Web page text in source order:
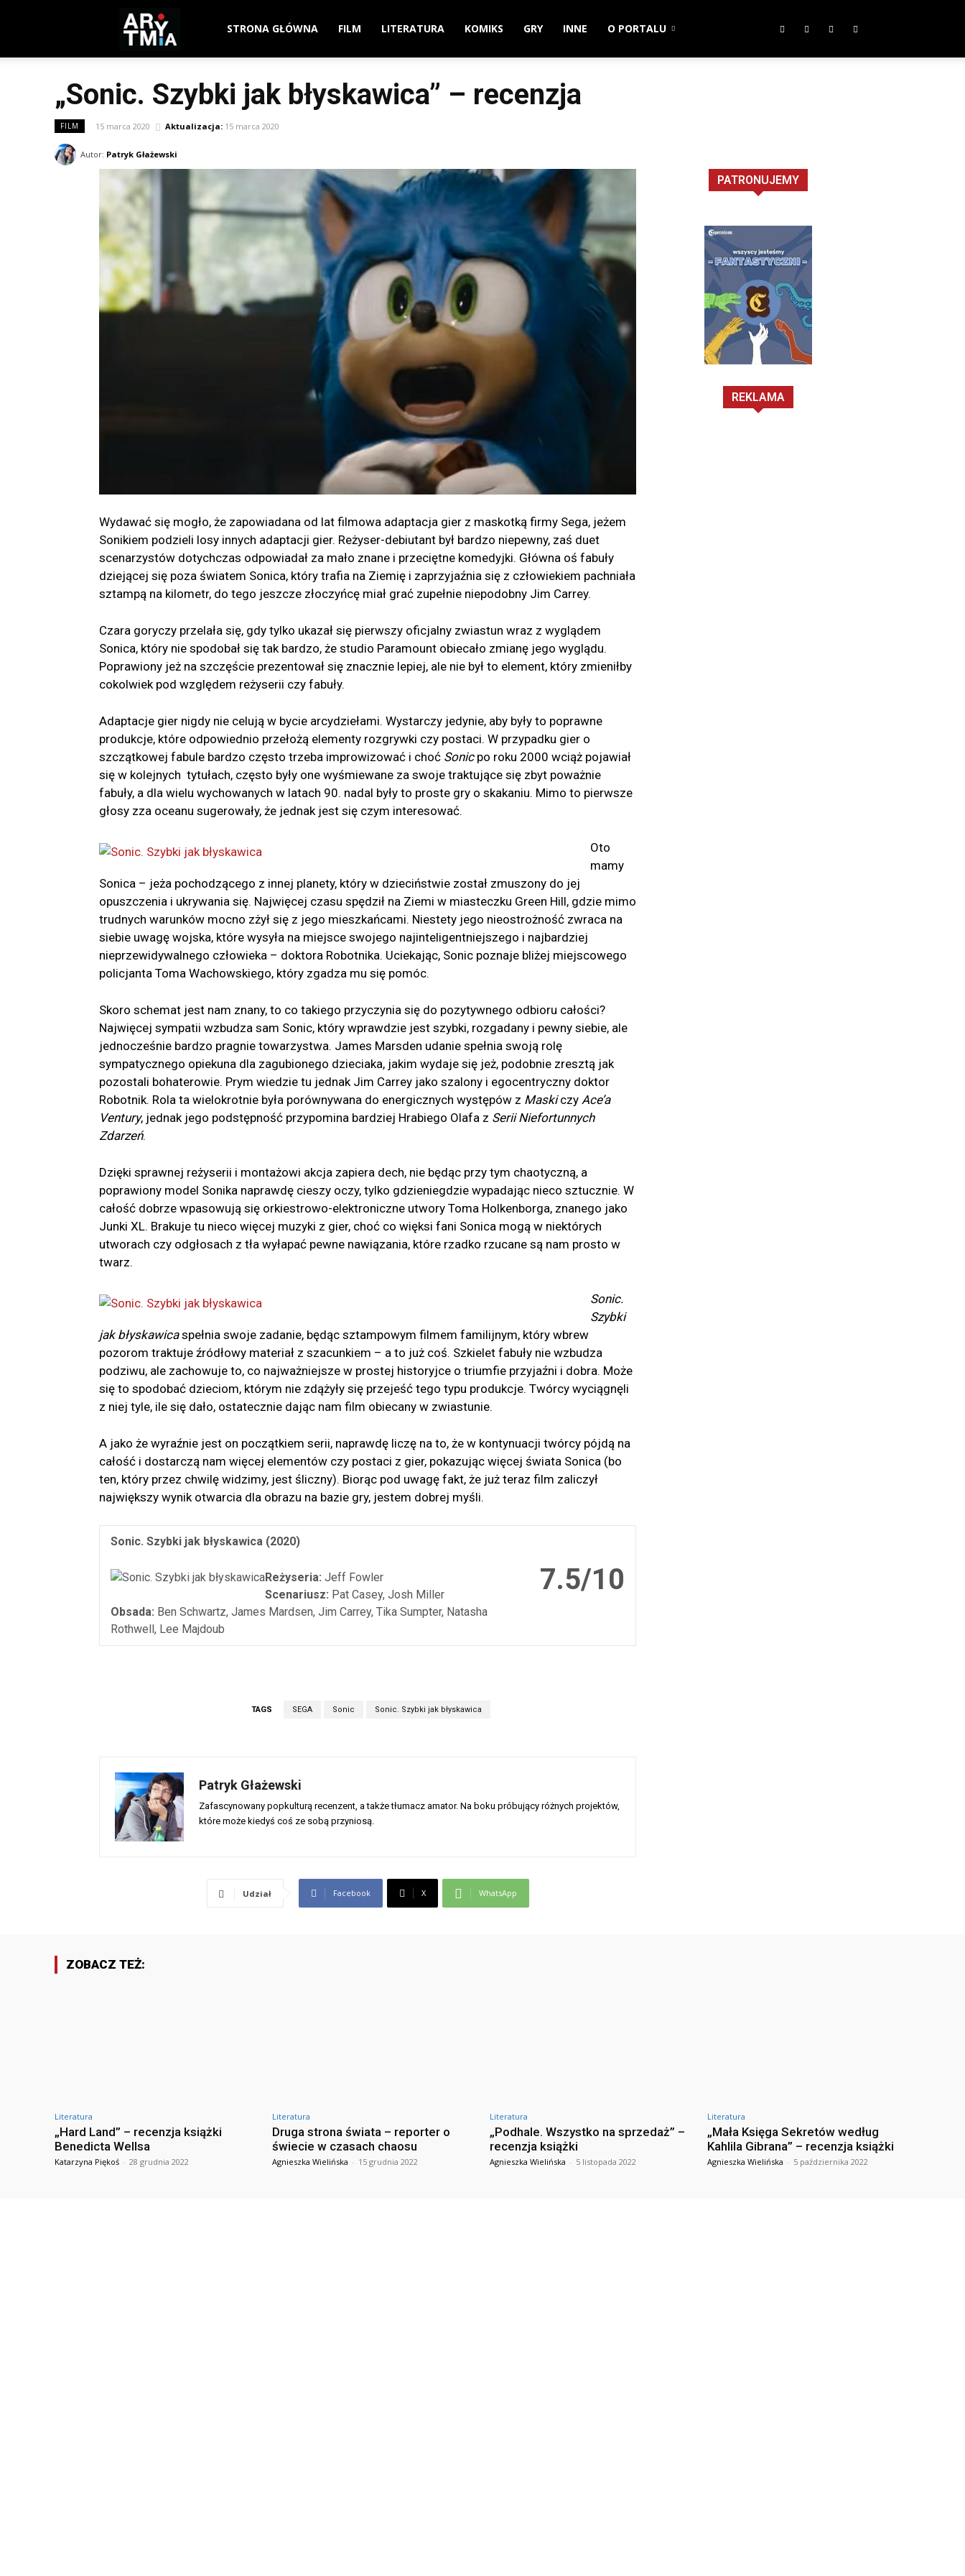
arytmia.eu
STRONA GŁÓWNA FILM LITERATURA KOMIKS GRY INNE O PORTALU
„Sonic. Szybki jak błyskawica” – recenzja
FILM 15 marca 2020 Aktualizacja: 15 marca 2020
Autor: Patryk Głażewski
Wydawać się mogło, że zapowiadana od lat filmowa adaptacja gier z maskotką firmy Sega, jeżem
Sonikiem podzieli losy innych adaptacji gier. Reżyser-debiutant był bardzo niepewny, zaś duet
scenarzystów dotychczas odpowiadał za mało znane i przeciętne komedyjki. Główna oś fabuły
dziejącej się poza światem Sonica, który trafia na Ziemię i zaprzyjaźnia się z człowiekiem pachniała
sztampą na kilometr, do tego jeszcze złoczyńcę miał grać zupełnie niepodobny Jim Carrey.
Czara goryczy przelała się, gdy tylko ukazał się pierwszy oficjalny zwiastun wraz z wyglądem
Sonica, który nie spodobał się tak bardzo, że studio Paramount obiecało zmianę jego wyglądu.
Poprawiony jeż na szczęście prezentował się znacznie lepiej, ale nie był to element, który zmieniłby
cokolwiek pod względem reżyserii czy fabuły.
Adaptacje gier nigdy nie celują w bycie arcydziełami. Wystarczy jedynie, aby były to poprawne
produkcje, które odpowiednio przełożą elementy rozgrywki czy postaci. W przypadku gier o
szczątkowej fabule bardzo często trzeba improwizować i choć Sonicpo roku 2000 wciąż pojawiał
się w kolejnych tytułach, często były one wyśmiewane za swoje traktujące się zbyt poważnie
fabuły, a dla wielu wychowanych w latach 90. nadal były to proste gry o skakaniu. Mimo to pierwsze
głosy zza oceanu sugerowały, że jednak jest się czym interesować.
Oto
mamy
Sonica – jeża pochodzącego z innej planety, który w dzieciństwie został zmuszony do jej
opuszczenia i ukrywania się. Najwięcej czasu spędził na Ziemi w miasteczku Green Hill, gdzie mimo
trudnych warunków mocno zżył się z jego mieszkańcami. Niestety jego nieostrożność zwraca na
siebie uwagę wojska, które wysyła na miejsce swojego najinteligentniejszego i najbardziej
nieprzewidywalnego człowieka – doktora Robotnika. Uciekając, Sonic poznaje bliżej miejscowego
policjanta Toma Wachowskiego, który zgadza mu się pomóc.
Skoro schemat jest nam znany, to co takiego przyczynia się do pozytywnego odbioru całości?
Najwięcej sympatii wzbudza sam Sonic, który wprawdzie jest szybki, rozgadany i pewny siebie, ale
jednocześnie bardzo pragnie towarzystwa. James Marsden udanie spełnia swoją rolę
sympatycznego opiekuna dla zagubionego dzieciaka, jakim wydaje się jeż, podobnie zresztą jak
pozostali bohaterowie. Prym wiedzie tu jednak Jim Carrey jako szalony i egocentryczny doktor
Robotnik. Rola ta wielokrotnie była porównywana do energicznych występów z Maskiczy Ace’a
Ventury, jednak jego podstępność przypomina bardziej Hrabiego Olafa z Serii Niefortunnych
Zdarzeń.
Dzięki sprawnej reżyserii i montażowi akcja zapiera dech, nie będąc przy tym chaotyczną, a
poprawiony model Sonika naprawdę cieszy oczy, tylko gdzieniegdzie wypadając nieco sztucznie. W
całość dobrze wpasowują się orkiestrowo-elektroniczne utwory Toma Holkenborga, znanego jako
Junki XL. Brakuje tu nieco więcej muzyki z gier, choć co więksi fani Sonica mogą w niektórych
utworach czy odgłosach z tła wyłapać pewne nawiązania, które rzadko rzucane są nam prosto w
twarz.
Sonic.
Szybki
jak błyskawicaspełnia swoje zadanie, będąc sztampowym filmem familijnym, który wbrew
pozorom traktuje źródłowy materiał z szacunkiem – a to już coś. Szkielet fabuły nie wzbudza
podziwu, ale zachowuje to, co najważniejsze w prostej historyjce o triumfie przyjaźni i dobra. Może
się to spodobać dzieciom, którym nie zdążyły się przejeść tego typu produkcje. Twórcy wyciągnęli
z niej tyle, ile się dało, ostatecznie dając nam film obiecany w zwiastunie.
A jako że wyraźnie jest on początkiem serii, naprawdę liczę na to, że w kontynuacji twórcy pójdą na
całość i dostarczą nam więcej elementów czy postaci z gier, pokazując więcej świata Sonica (bo
ten, który przez chwilę widzimy, jest śliczny). Biorąc pod uwagę fakt, że już teraz film zaliczył
największy wynik otwarcia dla obrazu na bazie gry, jestem dobrej myśli.
7.5/10
Sonic. Szybki jak błyskawica (2020)
Reżyseria: Jeff Fowler
Scenariusz: Pat Casey, Josh Miller
Obsada: Ben Schwartz, James Mardsen, Jim Carrey, Tika Sumpter, Natasha
Rothwell, Lee Majdoub
TAGS SEGA Sonic Sonic. Szybki jak błyskawica
Patryk Głażewski
Zafascynowany popkulturą recenzent, a także tłumacz amator. Na boku próbujący różnych projektów,
które może kiedyś coś ze sobą przyniosą.
Udział Facebook X WhatsApp
PATRONUJEMY
REKLAMA
ZOBACZ TEŻ:
Literatura
„Hard Land” – recenzja książki
Benedicta Wellsa
Katarzyna Piękoś - 28 grudnia 2022
Literatura
Druga strona świata – reporter o
świecie w czasach chaosu
Agnieszka Wielińska - 15 grudnia 2022
Literatura
„Podhale. Wszystko na sprzedaż” –
recenzja książki
Agnieszka Wielińska - 5 listopada 2022
Literatura
„Mała Księga Sekretów według
Kahlila Gibrana” – recenzja książki
Agnieszka Wielińska - 5 października 2022